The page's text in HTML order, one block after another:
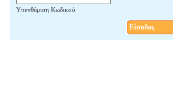
Υπενθύμιση Κωδικού
Είσοδος